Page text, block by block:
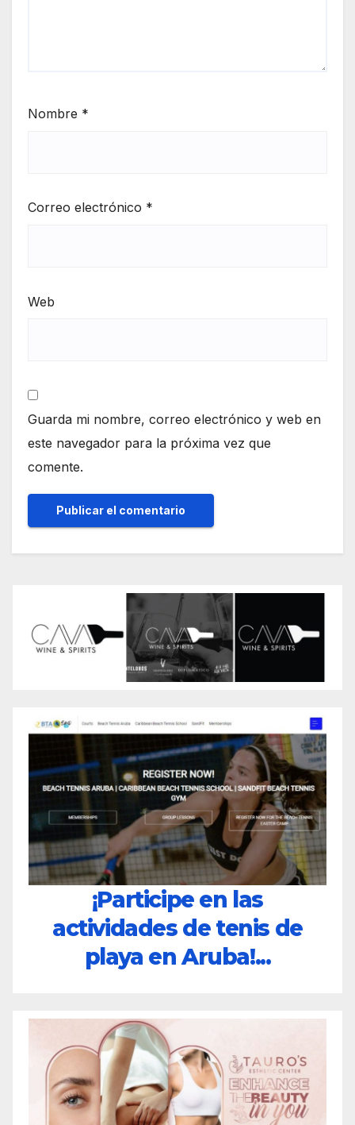
Nombre *
Correo electrónico *
Web
Guarda mi nombre, correo electrónico y web en
este navegador para la próxima vez que
comente.
¡Participe en las
actividades de tenis de
playa en Aruba!...